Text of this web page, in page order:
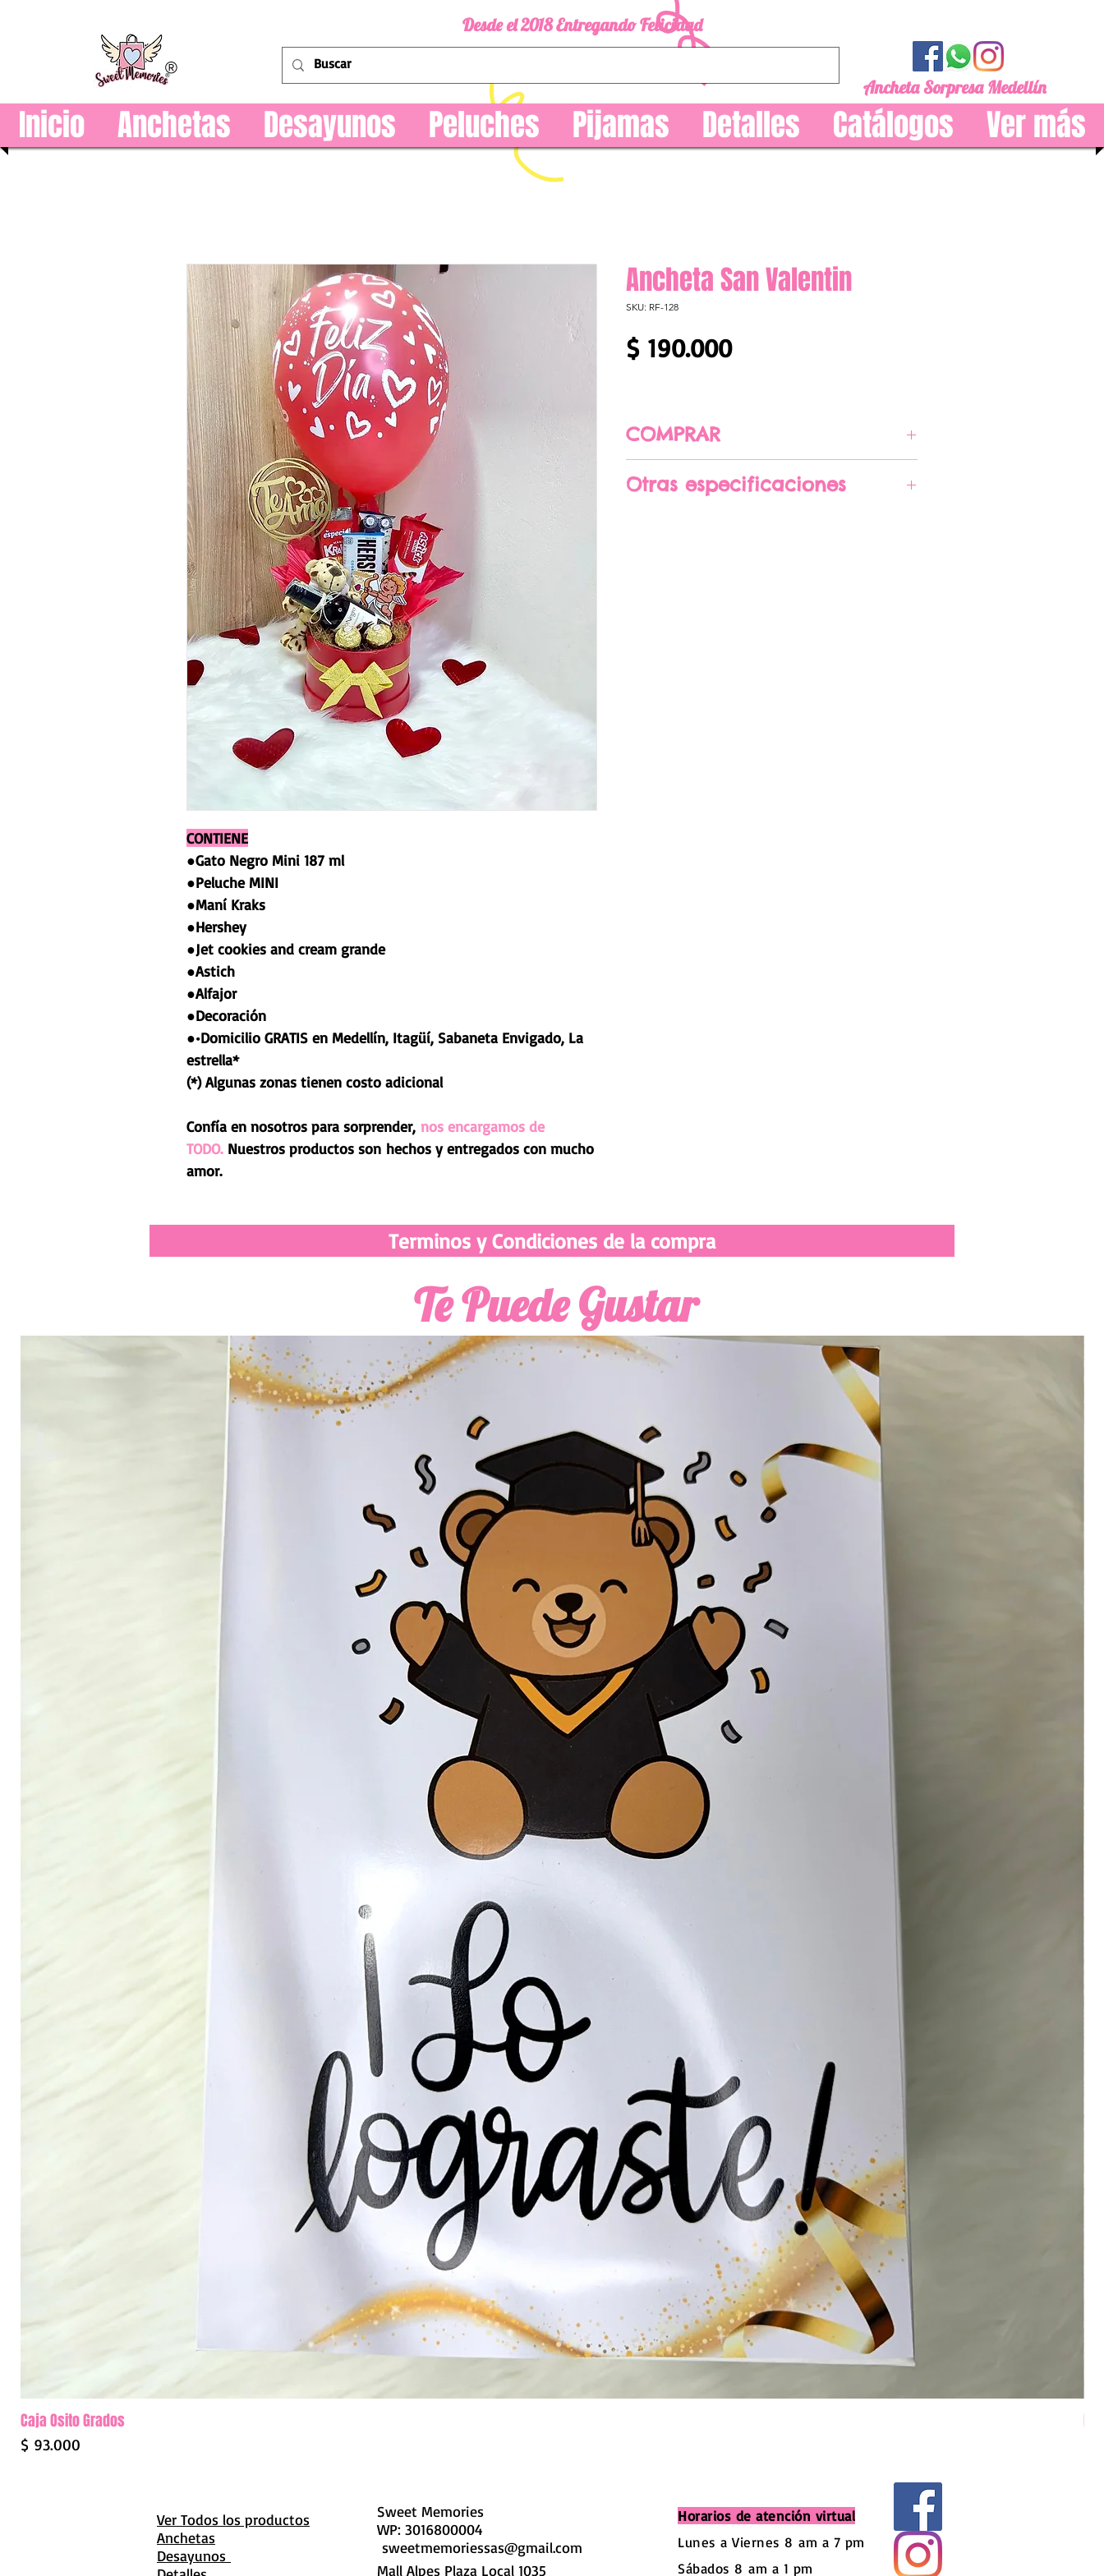
Desde el 2018 Entregando Felicidad
®
Ancheta Sorpresa Medellín
Inicio Anchetas Desayunos Peluches Pijamas Detalles Catálogos Ver más
CONTIENE
●Gato Negro Mini 187 ml
●Peluche MINI
●Maní Kraks
●Hershey
●Jet cookies and cream grande
●Astich
●Alfajor
●Decoración
●•Domicilio GRATIS en Medellín, Itagüí, Sabaneta Envigado, La
estrella*
(*) Algunas zonas tienen costo adicional
Confía en nosotros para sorprender, nos encargamos de
TODO.Nuestros productos son hechos y entregados con mucho
amor.
Ancheta San Valentin
SKU: RF-128
$ 190.000Precio
COMPRAR
CLIC AQUÍ PARA COMPRAR
Otras especificaciones
Terminos y Condiciones de la compra
Caja Osito Grados
Precio
$ 93.000
Te Puede Gustar
Ver Todos los productos
Anchetas
Desayunos
Mall Alpes Plaza Local 1035
Sweet Memories
WP: 3016800004
sweetmemoriessas@gmail.com
Horarios de atención virtual
Lunes a Viernes 8 am a 7 pm
Sábados 8 am a 1 pm